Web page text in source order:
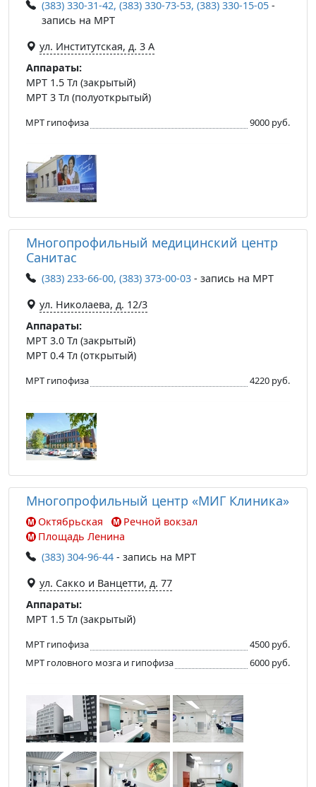
(383) 330-31-42, (383) 330-73-53, (383) 330-15-05 -
запись на МРТ
ул. Институтская, д. 3 А
Аппараты:
МРТ 1.5 Тл (закрытый)
МРТ 3 Тл (полуоткрытый)
МРТ гипофиза 9000 руб.
Многопрофильный медицинский центр
Санитас
(383) 233-66-00, (383) 373-00-03 - запись на МРТ
ул. Николаева, д. 12/3
Аппараты:
МРТ 3.0 Тл (закрытый)
МРТ 0.4 Тл (открытый)
МРТ гипофиза 4220 руб.
Многопрофильный центр «МИГ Клиника»
Октябрьская
Речной вокзал
Площадь Ленина
(383) 304-96-44 - запись на МРТ
ул. Сакко и Ванцетти, д. 77
Аппараты:
МРТ 1.5 Тл (закрытый)
МРТ гипофиза
4500 руб.
МРТ головного мозга и гипофиза
6000 руб.